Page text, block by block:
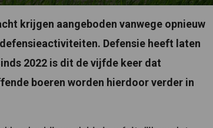
krijgen aangeboden vanwege opnieuw
Defensie heeft laten
2022 is dit de vijfde keer dat
boeren worden hierdoor verder in